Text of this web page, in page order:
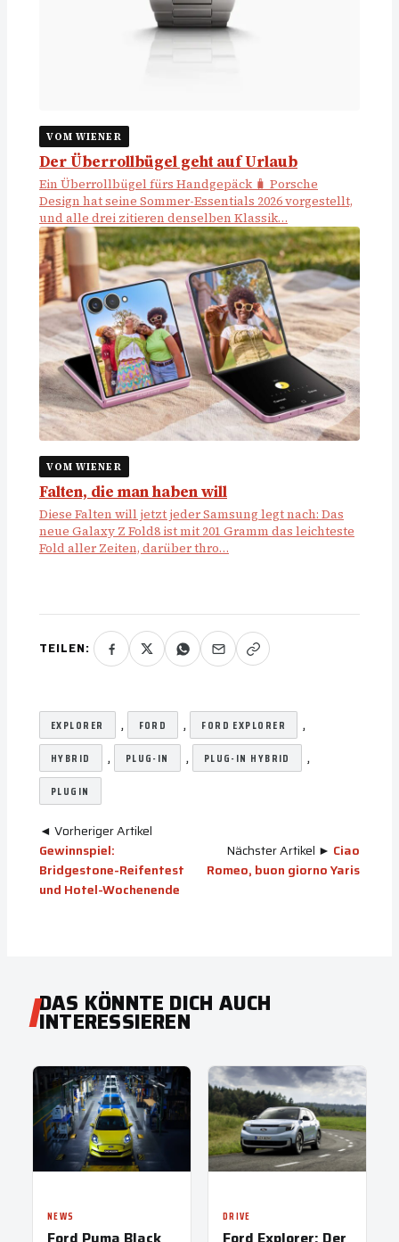
VOM WIENER
Der Überrollbügel geht auf Urlaub
Ein Überrollbügel fürs Handgepäck 🧳 Porsche
Design hat seine Sommer-Essentials 2026 vorgestellt,
und alle drei zitieren denselben Klassik…
VOM WIENER
Falten, die man haben will
Diese Falten will jetzt jeder Samsung legt nach: Das
neue Galaxy Z Fold8 ist mit 201 Gramm das leichteste
Fold aller Zeiten, darüber thro…
TEILEN:
EXPLORER , FORD , FORD EXPLORER ,
HYBRID , PLUG-IN , PLUG-IN HYBRID ,
PLUGIN
◄ Vorheriger Artikel
Gewinnspiel:
Bridgestone-Reifentest
und Hotel-Wochenende
Nächster Artikel ► Ciao
Romeo, buon giorno Yaris
DAS KÖNNTE DICH AUCH
INTERESSIEREN
NEWS DRIVE